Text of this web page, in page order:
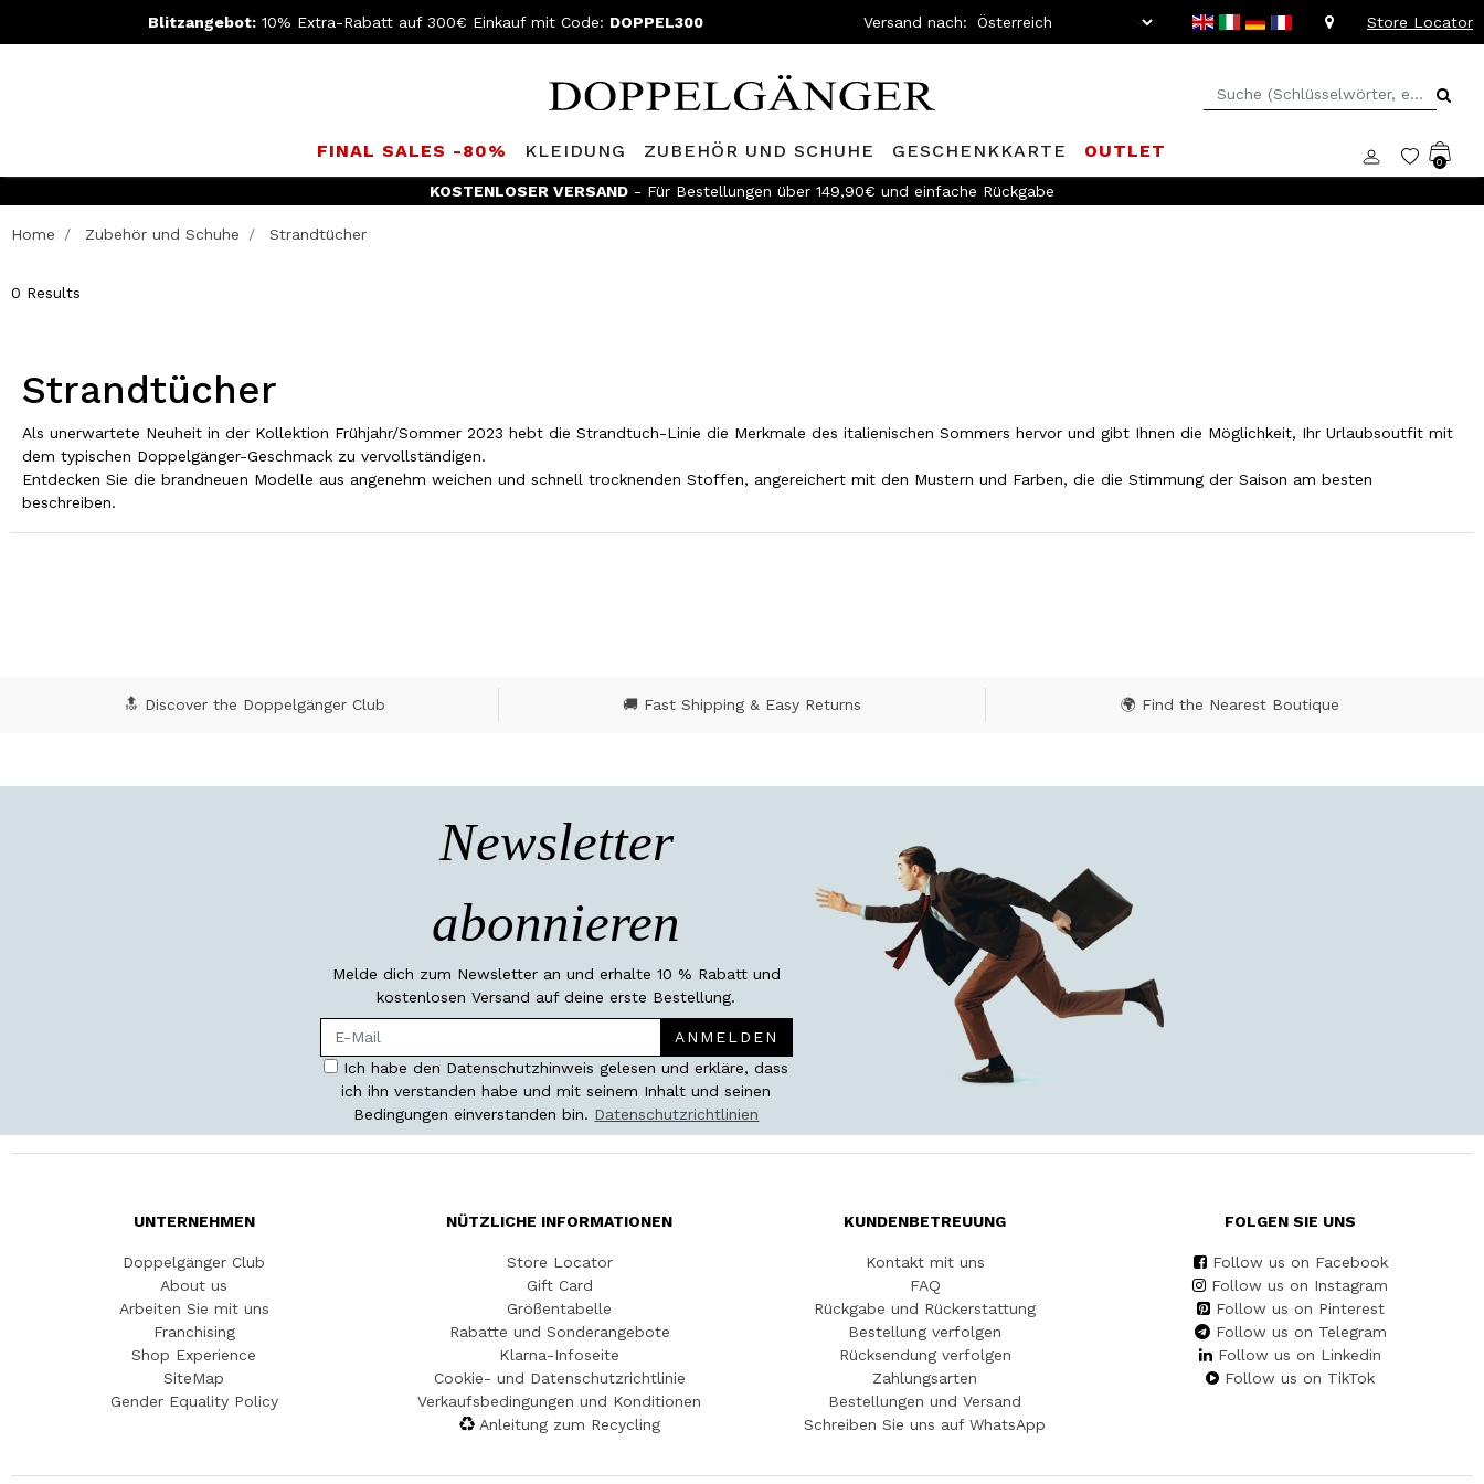
Blitzangebot: 10% Extra-Rabatt auf 300€ Einkauf mit Code: DOPPEL300 Versand nach: Store Locator
FINAL SALES -80% KLEIDUNG ZUBEHÖR UND SCHUHE GESCHENKKARTE OUTLET
0
KOSTENLOSER VERSAND - Für Bestellungen über 149,90€ und einfache Rückgabe
Home Zubehör und Schuhe Strandtücher
0 Results
Strandtücher
Als unerwartete Neuheit in der Kollektion Frühjahr/Sommer 2023 hebt die Strandtuch-Linie die Merkmale des italienischen Sommers hervor und gibt Ihnen die Möglichkeit, Ihr Urlaubsoutfit mit
dem typischen Doppelgänger-Geschmack zu vervollständigen.
Entdecken Sie die brandneuen Modelle aus angenehm weichen und schnell trocknenden Stoffen, angereichert mit den Mustern und Farben, die die Stimmung der Saison am besten
beschreiben.
🔝 Discover the Doppelgänger Club 🚚 Fast Shipping & Easy Returns 🌍 Find the Nearest Boutique
Newsletter
abonnieren
Melde dich zum Newsletter an und erhalte 10 % Rabatt und
kostenlosen Versand auf deine erste Bestellung.
ANMELDEN
Ich habe den Datenschutzhinweis gelesen und erkläre, dass
ich ihn verstanden habe und mit seinem Inhalt und seinen
Bedingungen einverstanden bin. Datenschutzrichtlinien
UNTERNEHMEN
Doppelgänger Club
About us
Arbeiten Sie mit uns
Franchising
Shop Experience
SiteMap
Gender Equality Policy
NÜTZLICHE INFORMATIONEN
Store Locator
Gift Card
Größentabelle
Rabatte und Sonderangebote
Klarna-Infoseite
Cookie- und Datenschutzrichtlinie
Verkaufsbedingungen und Konditionen
Anleitung zum Recycling
KUNDENBETREUUNG
Kontakt mit uns
FAQ
Rückgabe und Rückerstattung
Bestellung verfolgen
Rücksendung verfolgen
Zahlungsarten
Bestellungen und Versand
Schreiben Sie uns auf WhatsApp
FOLGEN SIE UNS
Follow us on Facebook
Follow us on Instagram
Follow us on Pinterest
Follow us on Telegram
Follow us on Linkedin
Follow us on TikTok